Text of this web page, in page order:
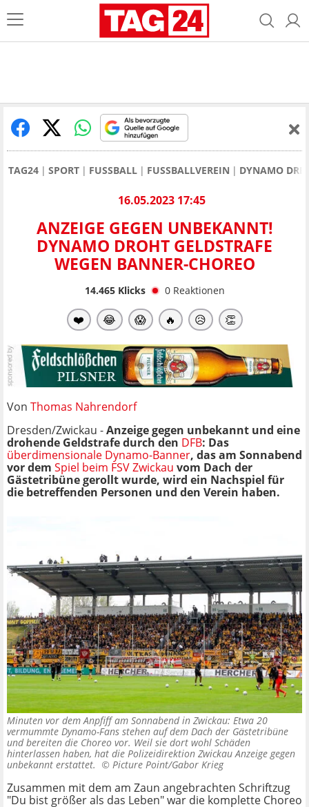
TAG24 SPORT FUSSBALL FUSSBALLVEREIN DYNAMO
16.05.2023 17:45
ANZEIGE GEGEN UNBEKANNT!
DYNAMO DROHT GELDSTRAFE
WEGEN BANNER-CHOREO
14.465Klicks 0 Reaktionen
❤️ 😂 😱 🔥 😥 👏
Von Thomas Nahrendorf
Dresden/Zwickau -Anzeige gegen unbekannt und eine
drohende Geldstrafe durch den DFB: Das
überdimensionale Dynamo-Banner, das am Sonnabend
vor dem Spiel beim FSV Zwickau vom Dach der
Gästetribüne gerollt wurde, wird ein Nachspiel für
die betreffenden Personen und den Verein haben.
Minuten vor dem Anpfiff am Sonnabend in Zwickau: Etwa 20
vermummte Dynamo-Fans stehen auf dem Dach der Gästetribüne
und bereiten die Choreo vor. Weil sie dort wohl Schäden
hinterlassen haben, hat die Polizeidirektion Zwickau Anzeige gegen
unbekannt erstattet. © Picture Point/Gabor Krieg
Zusammen mit dem am Zaun angebrachten Schriftzug
"Du bist größer als das Leben" war die komplette Choreo